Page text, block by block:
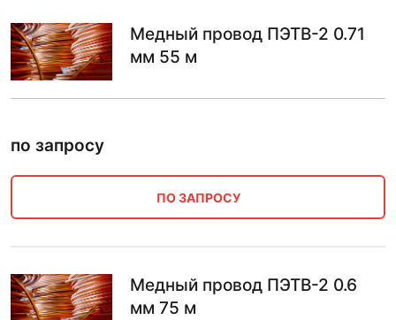
Медный провод ПЭТВ-2 0.71
мм 55 м
по запросу
ПО ЗАПРОСУ
Медный провод ПЭТВ-2 0.6
мм 75 м